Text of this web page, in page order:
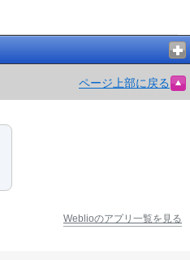
ページ上部に戻る
Weblioのアプリ一覧を見る